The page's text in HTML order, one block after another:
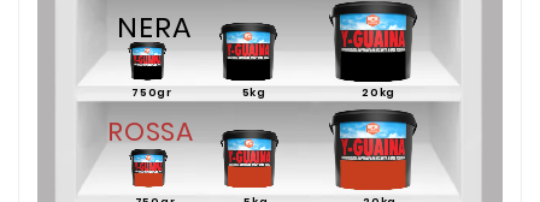
NERA
ROSSA
5kg 20kg
750gr